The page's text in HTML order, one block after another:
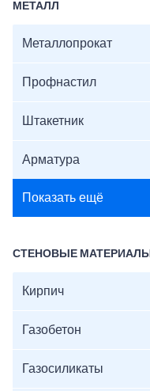
МЕТАЛЛ
Металлопрокат
Профнастил
Штакетник
Арматура
Показать ещё
СТЕНОВЫЕ МАТЕРИАЛЫ
Кирпич
Газобетон
Газосиликаты